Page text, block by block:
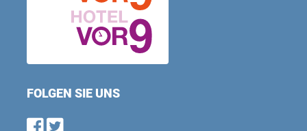
FOLGEN SIE UNS
Find us on Facebook
Follow us on Twitter